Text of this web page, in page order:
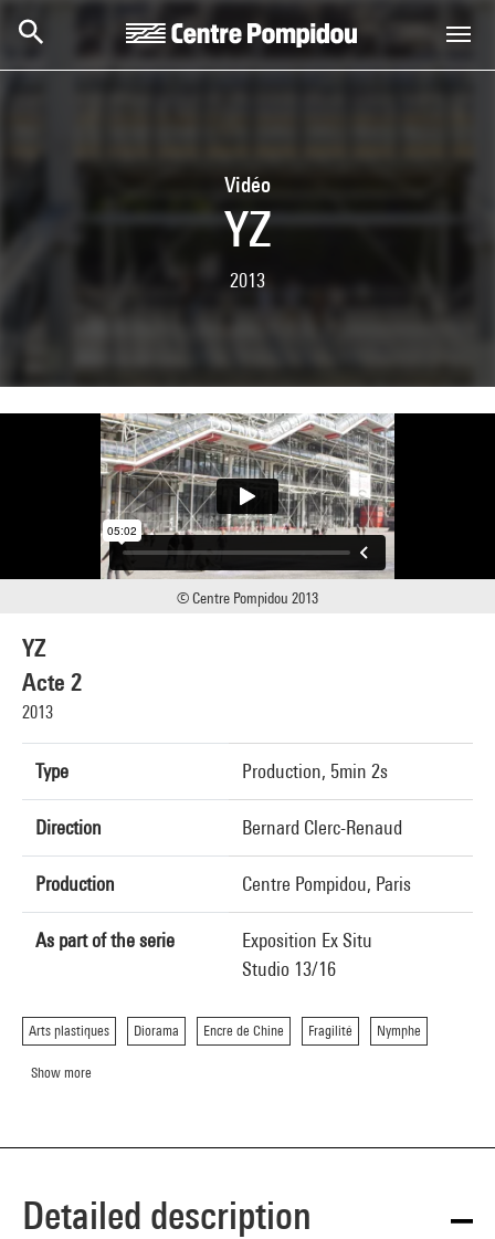
Vidéo
YZ
2013
YZ
Acte 2
2013
Type Production, 5min 2s
Direction Bernard Clerc-Renaud
Production Centre Pompidou, Paris
As part of the serie
Exposition Ex Situ
Studio 13/16
Arts plastiques Diorama Encre de Chine Fragilité Nymphe
Show more
© Centre Pompidou 2013
Detailed description